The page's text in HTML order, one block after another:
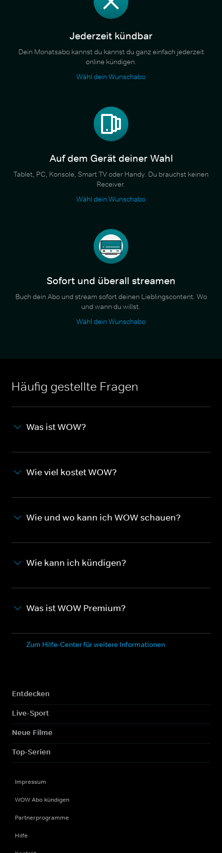
Jederzeit kündbar
Dein Monatsabo kannst du kannst du ganz einfach jederzeit
online kündigen.
Wähl dein Wunschabo
Auf dem Gerät deiner Wahl
Tablet, PC, Konsole, Smart TV oder Handy. Du brauchst keinen
Receiver.
Wähl dein Wunschabo
Sofort und überall streamen
Buch dein Abo und stream sofort deinen Lieblingscontent. Wo
und wann du willst.
Wähl dein Wunschabo
Häufig gestellte Fragen
Was ist WOW?
Wie viel kostet WOW?
Wie und wo kann ich WOW schauen?
Wie kann ich kündigen?
Was ist WOW Premium?
Zum Hilfe-Center für weitere Informationen
Entdecken
Live-Sport
Neue Filme
Top-Serien
Impressum
WOW Abo kündigen
Partnerprogramme
Hilfe